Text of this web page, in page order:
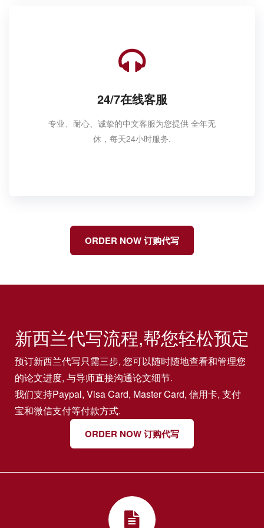
24/7在线客服
专业、耐心、诚挚的中文客服为您提供 全年无
休，每天24小时服务.
ORDER NOW 订购代写
新西兰代写流程,帮您轻松预定
预订新西兰代写只需三步, 您可以随时随地查看和管理您
的论文进度, 与导师直接沟通论文细节.
我们支持Paypal, Visa Card, Master Card, 信用卡, 支付
宝和微信支付等付款方式.
ORDER NOW 订购代写